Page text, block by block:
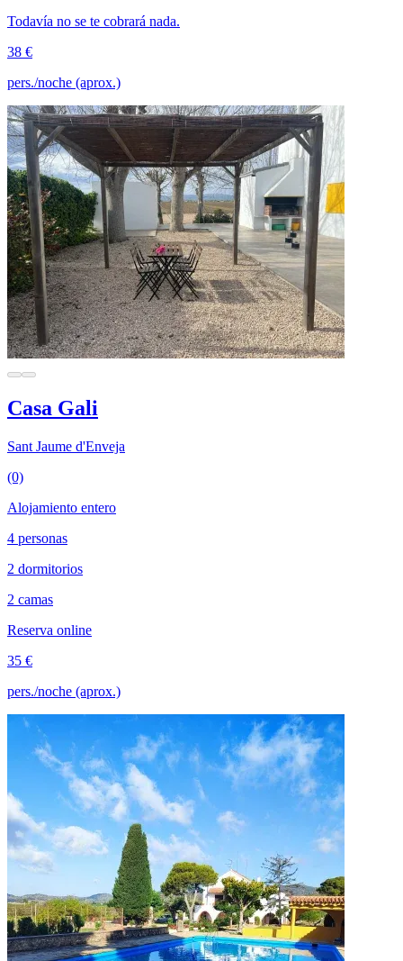
Todavía no se te cobrará nada.
38 €
pers./noche (aprox.)
Casa Gali
Sant Jaume d'Enveja
(0)
Alojamiento entero
4 personas
2 dormitorios
2 camas
Reserva online
35 €
pers./noche (aprox.)